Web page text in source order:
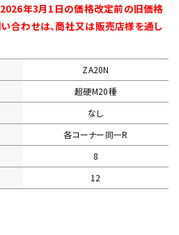
年3月1日の価格改定前の旧価格
い合わせは、商社又は販売店様を通し
ZA20N
超硬M20種
なし
各コーナー同一R
8
12